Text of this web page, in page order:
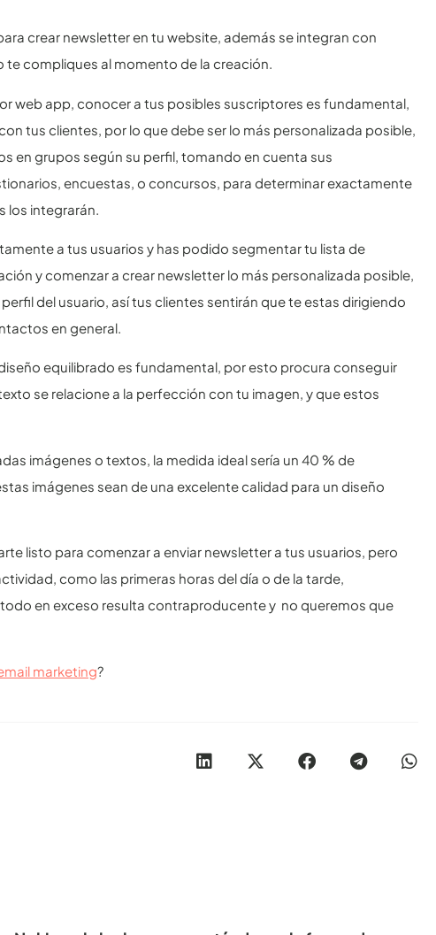
crear newsletter en tu website, además se integran con
te compliques al momento de la creación.
web app, conocer a tus posibles suscriptores es fundamental,
tus clientes, por lo que debe ser lo más personalizada posible,
en grupos según su perfil, tomando en cuenta sus
encuestas, o concursos, para determinar exactamente
los integrarán.
a tus usuarios y has podido segmentar tu lista de
y comenzar a crear newsletter lo más personalizada posible,
del usuario, así tus clientes sentirán que te estas dirigiendo
en general.
equilibrado es fundamental, por esto procura conseguir
se relacione a la perfección con tu imagen, y que estos
imágenes o textos, la medida ideal sería un 40 % de
imágenes sean de una excelente calidad para un diseño
listo para comenzar a enviar newsletter a tus usuarios, pero
como las primeras horas del día o de la tarde,
en exceso resulta contraproducente y no queremos que
marketing?